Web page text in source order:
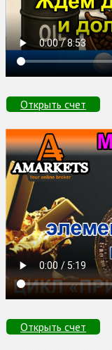
Открыть счет
Открыть счет